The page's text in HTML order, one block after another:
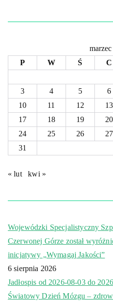
P
W Ś C
3
4 5 6
10
11 12 13
17
18 19 20
24
25 26 27
31
« lut kwi »
Wojewódzki Specjalistyczny
Czerwonej Górze został
inicjatywy „Wymagaj Jakości”
6 sierpnia 2026
Jadłospis od 2026-08-03 do
Światowy Dzień Mózgu –